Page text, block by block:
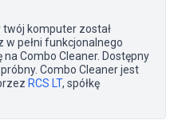
komputer został
pełni funkcjonalnego
Combo Cleaner. Dostępny
Combo Cleaner jest
RCS LT, spółkę